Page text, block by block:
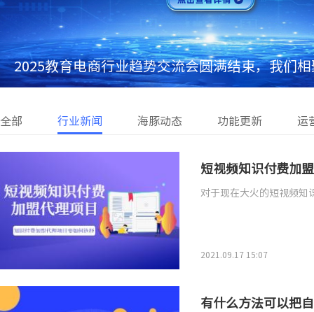
育电商行业趋势交流会圆满结束，我们相聚方恒
的花瓣洒满在520这个浪漫的日子
全部 行业新闻 海豚动态 功能更新 运
短视频知识付费加
对于现在大火的短视频知
2021.09.17 15:07
有什么方法可以把